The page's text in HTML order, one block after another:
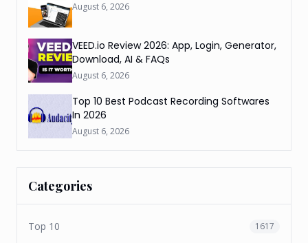
August 6, 2026
VEED.io Review 2026: App, Login, Generator,
Download, AI & FAQs
August 6, 2026
Top 10 Best Podcast Recording Softwares
In 2026
August 6, 2026
Categories
Top 10 1617